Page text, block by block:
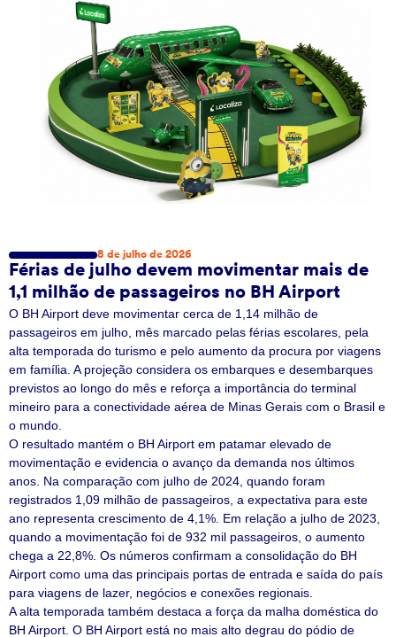
8 de julho de 2026
Férias de julho devem movimentar mais de
1,1 milhão de passageiros no BH Airport
O BH Airport deve movimentar cerca de 1,14 milhão de
passageiros em julho, mês marcado pelas férias escolares, pela
alta temporada do turismo e pelo aumento da procura por viagens
em família. A projeção considera os embarques e desembarques
previstos ao longo do mês e reforça a importância do terminal
mineiro para a conectividade aérea de Minas Gerais com o Brasil e
o mundo.
O resultado mantém o BH Airport em patamar elevado de
movimentação e evidencia o avanço da demanda nos últimos
anos. Na comparação com julho de 2024, quando foram
registrados 1,09 milhão de passageiros, a expectativa para este
ano representa crescimento de 4,1%. Em relação a julho de 2023,
quando a movimentação foi de 932 mil passageiros, o aumento
chega a 22,8%. Os números confirmam a consolidação do BH
Airport como uma das principais portas de entrada e saída do país
para viagens de lazer, negócios e conexões regionais.
A alta temporada também destaca a força da malha doméstica do
BH Airport. O BH Airport está no mais alto degrau do pódio de